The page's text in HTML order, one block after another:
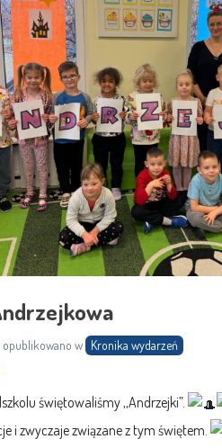
opublikowano w Kronika wydarzeń
świętowaliśmy ,,Andrzejki”.
i zwyczaje związane z tym świętem.